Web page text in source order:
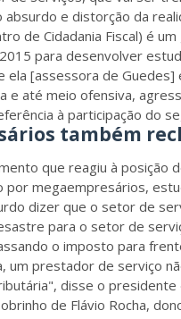
e distorção da
de Cidadania Fiscal) é
para desenvolver
ela [assessora de
e até meio ofensiva,
à participação do
também
que reagiu à posição
por megaempresários,
dizer que o setor de
para o setor de
o imposto para
um prestador de serviço
disse o presidente
de Flávio Rocha,